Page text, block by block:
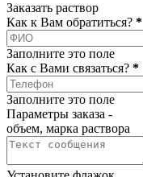
Заказать раствор
Как к Вам обратиться? *
Заполните это поле
Как c Вами связаться? *
Заполните это поле
Параметры заказа -
объем, марка раствора